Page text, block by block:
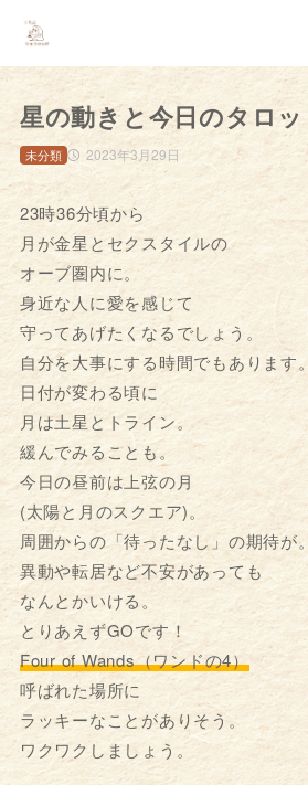
星の動きと今日のタロ
2023年3月29日
未分類
23時36分頃から
月が金星とセクスタイルの
オーブ圏内に。
身近な人に愛を感じて
守ってあげたくなるでしょう。
自分を大事にする時間でもあります。
日付が変わる頃に
月は土星とトライン。
緩んでみることも。
今日の昼前は上弦の月
(太陽と月のスクエア)。
周囲からの「待ったなし」の期待が
異動や転居など不安があっても
なんとかいける。
とりあえずGOです！
Four of Wands（ワンドの4）
呼ばれた場所に
ラッキーなことがありそう。
ワクワクしましょう。